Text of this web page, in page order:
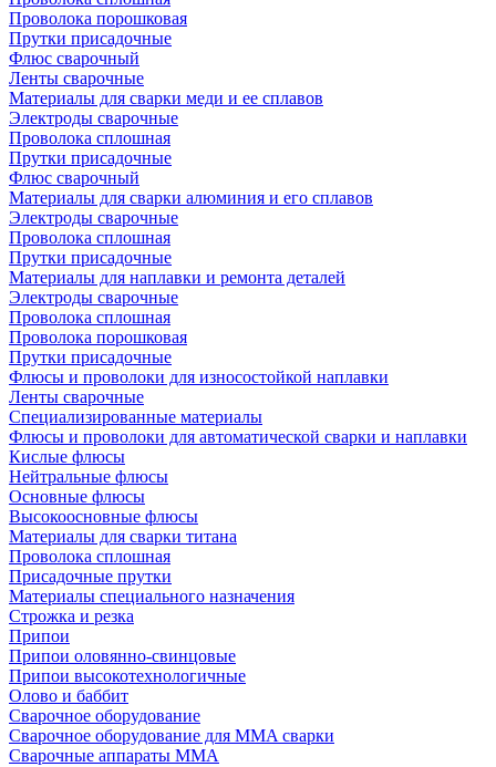
Проволока порошковая
Прутки присадочные
Флюс сварочный
Ленты сварочные
Материалы для сварки меди и ее сплавов
Электроды сварочные
Проволока сплошная
Прутки присадочные
Флюс сварочный
Материалы для сварки алюминия и его сплавов
Электроды сварочные
Проволока сплошная
Прутки присадочные
Материалы для наплавки и ремонта деталей
Электроды сварочные
Проволока сплошная
Проволока порошковая
Прутки присадочные
Флюсы и проволоки для износостойкой наплавки
Ленты сварочные
Специализированные материалы
Флюсы и проволоки для автоматической сварки и наплавки
Кислые флюсы
Нейтральные флюсы
Основные флюсы
Высокоосновные флюсы
Материалы для сварки титана
Проволока сплошная
Присадочные прутки
Материалы специального назначения
Строжка и резка
Припои
Припои оловянно-свинцовые
Припои высокотехнологичные
Олово и баббит
Сварочное оборудование
Сварочное оборудование для MMA сварки
Сварочные аппараты MMA